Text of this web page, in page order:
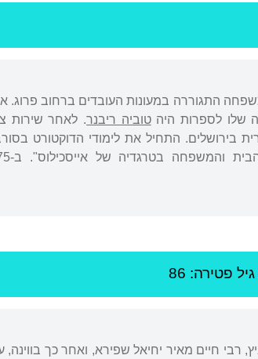
התגוררה במעונות העובדים ברחוב פרוג.
שלו לספרות היהטוביה ריבנר. לאחר שירות
בירושלים. התחיל את לימודי הדוקטורט
פטירה: 86
רבי חיים מאיר יחיאל שפירא, ואחר כך בווינה,